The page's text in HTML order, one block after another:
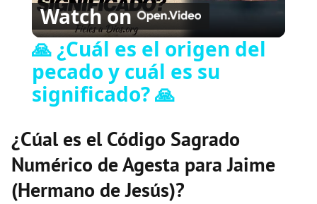
l
V
i
Watch on
🙏 ¿Cuál es el origen del
pecado y cuál es su
significado? 🙏
¿Cúal es el Código Sagrado
Numérico de Agesta para Jaime
(Hermano de Jesús)?